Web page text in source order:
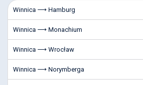
Winnica ⟶ Hamburg
Winnica ⟶ Monachium
Winnica ⟶ Wrocław
Winnica ⟶ Norymberga